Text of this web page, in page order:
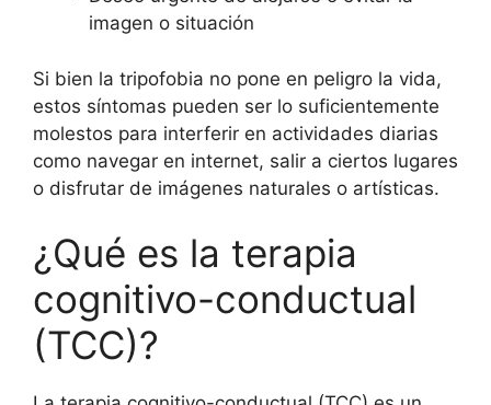
imagen o situación
Si bien la tripofobia no pone en peligro la vida,
estos síntomas pueden ser lo suficientemente
molestos para interferir en actividades diarias
como navegar en internet, salir a ciertos lugares
o disfrutar de imágenes naturales o artísticas.
¿Qué es la terapia
cognitivo-conductual
(TCC)?